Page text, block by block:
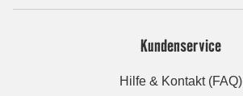
Kundenservice
Hilfe & Kontakt (FAQ)